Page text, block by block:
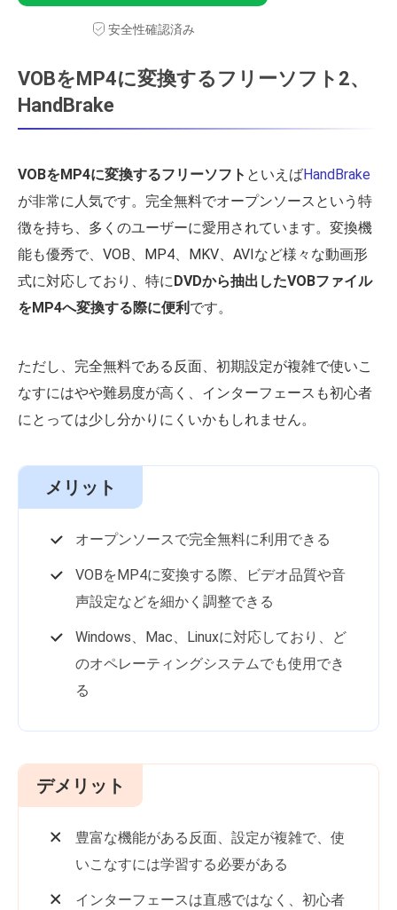
安全性確認済み
VOBをMP4に変換するフリーソフト2、
HandBrake
VOBをMP4に変換するフリーソフト といえばHandBrake
が非常に人気です。完全無料でオープンソースという特
徴を持ち、多くのユーザーに愛用されています。変換機
能も優秀で、VOB、MP4、MKV、AVIなど様々な動画形
式に対応しており、特にDVDから抽出したVOBファイル
をMP4へ変換する際に便利 です。
ただし、完全無料である反面、初期設定が複雑で使いこ
なすにはやや難易度が高く、インターフェースも初心者
にとっては少し分かりにくいかもしれません。
メリット
オープンソースで完全無料に利用できる
VOBをMP4に変換する際、ビデオ品質や音
声設定などを細かく調整できる
Windows、Mac、Linuxに対応しており、ど
のオペレーティングシステムでも使用でき
る
デメリット
豊富な機能がある反面、設定が複雑で、使
いこなすには学習する必要がある
インターフェースは直感ではなく、初心者